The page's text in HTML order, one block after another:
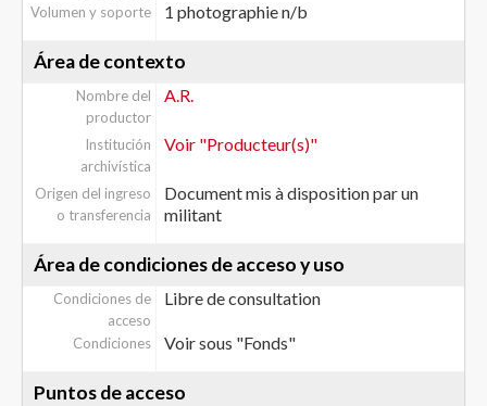
Volumen y soporte 1 photographie n/b
Área de contexto
Nombre del
productor
A.R.
Institución
archivística
Voir "Producteur(s)"
Origen del ingreso
o transferencia
Document mis à disposition par un
militant
Área de condiciones de acceso y uso
Condiciones de
acceso
Libre de consultation
Condiciones Voir sous "Fonds"
Puntos de acceso